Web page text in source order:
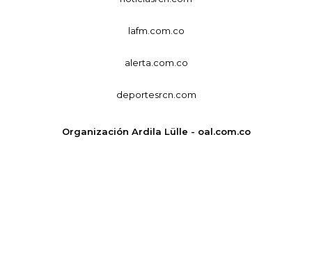
lafm.com.co
alerta.com.co
deportesrcn.com
Organización Ardila Lülle - oal.com.co